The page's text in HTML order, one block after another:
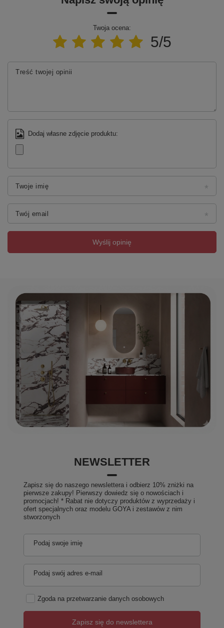
Twoja ocena:
5/5
Treść twojej opinii
Dodaj własne zdjęcie produktu:
Twoje imię
Twój email
Wyślij opinię
NEWSLETTER
Zapisz się do naszego newslettera i odbierz 10% zniżki na
pierwsze zakupy! Pierwszy dowiedz się o nowościach i
promocjach! * Rabat nie dotyczy produktów z wyprzedaży i
ofert specjalnych oraz modelu GOYA i zestawów z nim
stworzonych
Podaj swoje imię
Podaj swój adres e-mail
Zgoda na przetwarzanie danych osobowych
Zapisz się do newslettera